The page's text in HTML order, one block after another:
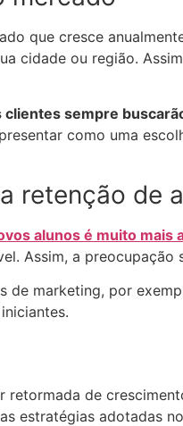
que cresce
cidade ou região.
clientes sempre
como uma
retenção de
alunos é muito mais
Assim, a
de marketing, por
retormada de
estratégias adotadas